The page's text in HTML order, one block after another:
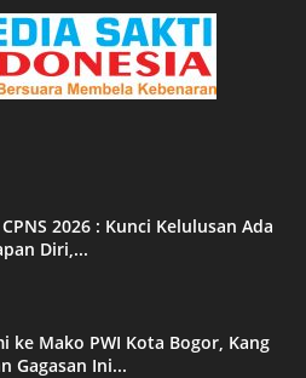
2026 : Kunci Kelulusan Ada
Diri,...
ke Mako PWI Kota Bogor, Kang
Gagasan Ini...